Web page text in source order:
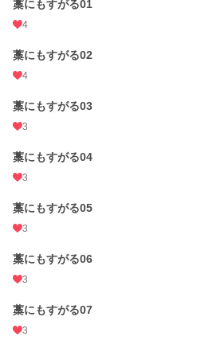
文字数 319,817
初回公開日時 2020.01.26 23:47
累計ポイント
藁にもすがる01
4
藁にもすがる02
4
藁にもすがる03
3
藁にもすがる04
3
藁にもすがる05
3
藁にもすがる06
3
藁にもすがる07
3